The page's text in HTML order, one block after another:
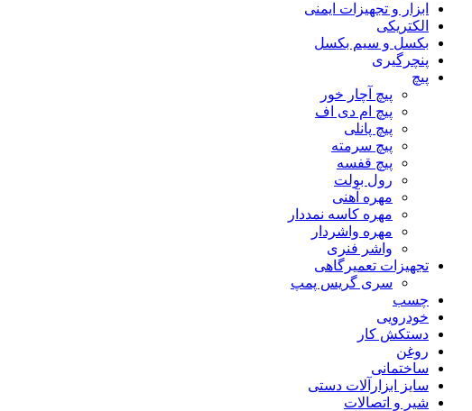
ابزار و تجهیزات ایمنی
الکتریکی
بکسل و سیم بکسل
پنچرگیری
پیچ
پیچ آچار خور
پیچ ام دی اف
پیچ پانلی
پیچ سرمته
پیچ قفسه
رول بولت
مهره آهنی
مهره کاسه نمددار
مهره واشردار
واشر فنری
تجهیزات تعمیرگاهی
سری گریس پمپ
چسب
خودرویی
دستکش کار
روغن
ساختمانی
سایز ابزارآلات دستی
شیر و اتصالات